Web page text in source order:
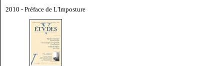
2010 - Préface de L'Imposture